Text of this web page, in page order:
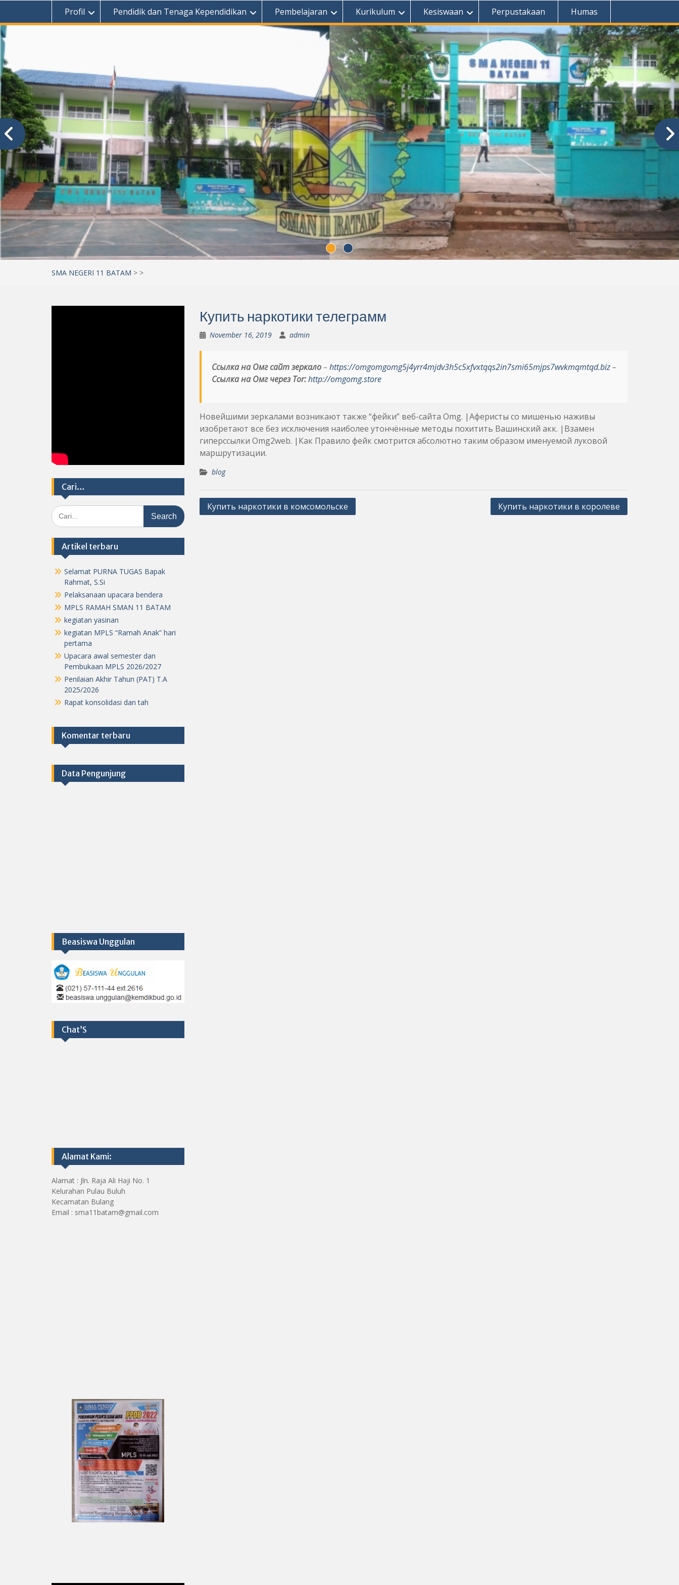
Profil Pendidik dan Tenaga Kependidikan Pembelajaran Kurikulum Kesiswaan Perpustakaan Humas
SMA NEGERI 11 BATAM > >
Купить наркотики телеграмм
November 16, 2019 admin
Ссылка на Омг сайт зеркало– https://omgomgomg5j4yrr4mjdv3h5c5xfvxtqqs2in7smi65mjps7wvkmqmtqd.biz–
Ссылка на Омг через Tor: http://omgomg.store
Новейшими зеркалами возникают также “фейки” веб-сайта Omg. |Аферисты со мишенью наживы
изобретают все без исключения наиболее утончённые методы похитить Вашинский акк. |Взамен
гиперссылки Omg2web. |Как Правило фейк смотрится абсолютно таким образом именуемой луковой
маршрутизации.
blog
Post
Купить наркотики в комсомольске Купить наркотики в королеве
Cari…
Search
for:
Artikel terbaru
Selamat PURNA TUGAS Bapak
Rahmat, S.Si
Pelaksanaan upacara bendera
MPLS RAMAH SMAN 11 BATAM
kegiatan yasinan
kegiatan MPLS “Ramah Anak” hari
pertama
Upacara awal semester dan
Pembukaan MPLS 2026/2027
Penilaian Akhir Tahun (PAT) T.A
2025/2026
Rapat konsolidasi dan tah
Komentar terbaru
Data Pengunjung
Beasiswa Unggulan
Chat’S
Alamat Kami:
Alamat : Jln. Raja Ali Haji No. 1
Kelurahan Pulau Buluh
Kecamatan Bulang
Email : sma11batam@gmail.com